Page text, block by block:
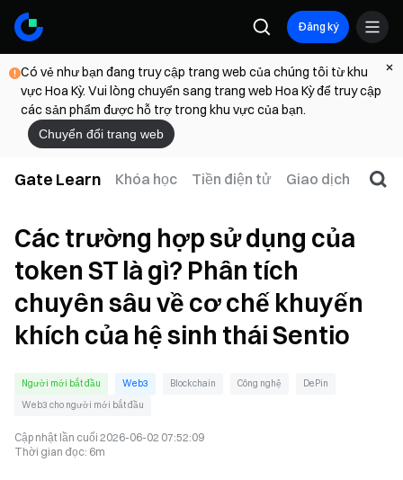
Đăng ký
Có vẻ như bạn đang truy cập trang web của chúng tôi từ khu
vực Hoa Kỳ. Vui lòng chuyển sang trang web Hoa Kỳ để truy cập
các sản phẩm được hỗ trợ trong khu vực của bạn.
Chuyển đổi trang web
Gate Learn Khóa học Tiền điện tử Giao dịch Web3
Các trường hợp sử dụng của
token ST là gì? Phân tích
chuyên sâu về cơ chế khuyến
khích của hệ sinh thái Sentio
Người mới bắt đầu Web3 Blockchain Công nghệ
DePin
Web3 cho người mới bắt đầu
Cập nhật lần cuối 2026-06-02 07:52:09
Thời gian đọc: 6m